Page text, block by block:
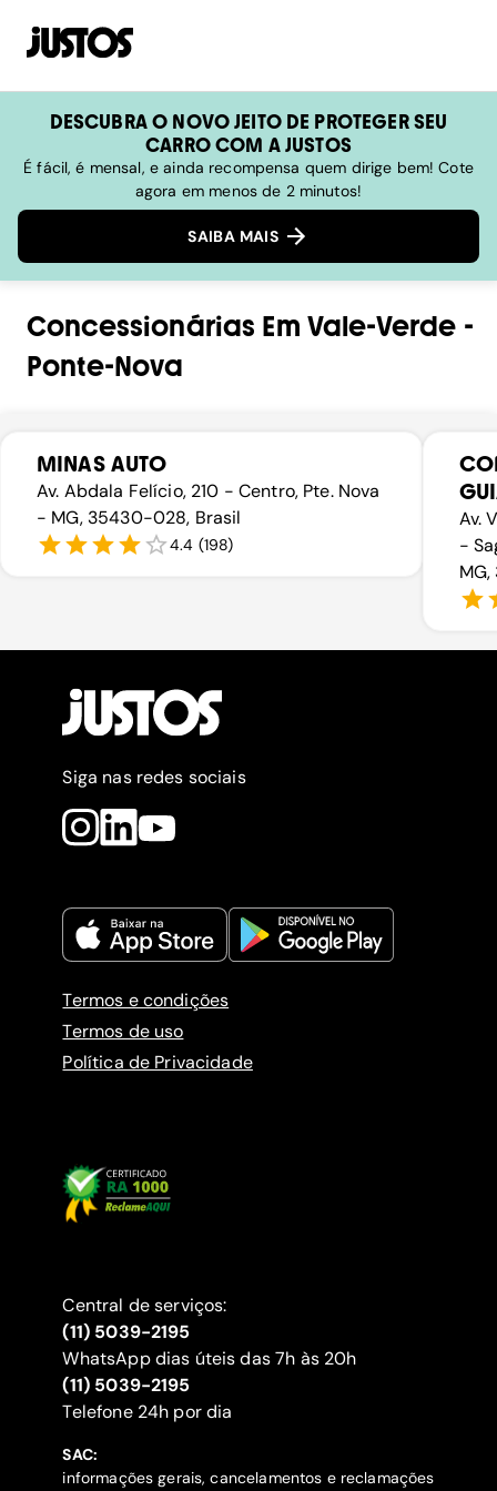
DESCUBRA O NOVO JEITO DE PROTEGER SEU
CARRO COM A JUSTOS
É fácil, é mensal, e ainda recompensa quem dirige bem! Cote
agora em menos de 2 minutos!
SAIBA MAIS
Concessionárias Em Vale-Verde -
Ponte-Nova
MINAS AUTO
Av. Abdala Felício, 210 - Centro, Pte. Nova
- MG, 35430-028, Brasil
4.4 (198)
Av.
-
Siga nas redes sociais
Termos e condições
Termos de uso
Política de Privacidade
Central de serviços:
(11) 5039-2195
WhatsApp dias úteis das 7h às 20h
(11) 5039-2195
‍Telefone 24h por dia
SAC:
informações gerais, cancelamentos e reclamações